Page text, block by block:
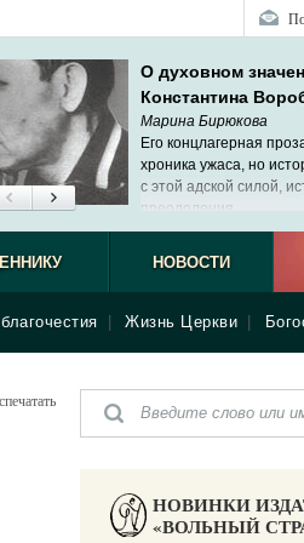
О духовном
Константина
Марина Бирюкова
Его концлагерная
хроника ужаса, но
с этой адской силой,
преодоления.
Жизнь Церкви
НОВОСТИ
НОВИНКИ
«ВОЛЬНЫЙ